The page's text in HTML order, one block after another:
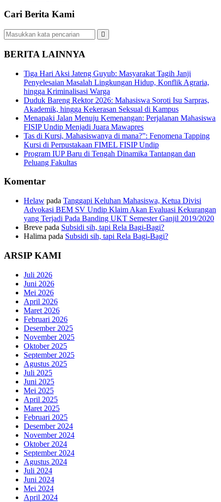
Cari Berita Kami
BERITA LAINNYA
Tiga Hari Aksi Jateng Guyub: Masyarakat Tagih Janji
Penyelesaian Masalah Lingkungan Hidup, Konflik Agraria,
hingga Kriminalisasi Warga
Duduk Bareng Rektor 2026: Mahasiswa Soroti Isu Sarpras,
Akademik, hingga Kekerasan Seksual di Kampus
Menapaki Jalan Menuju Kemenangan: Perjalanan Mahasiswa
FISIP Undip Menjadi Juara Mawapres
Tas di Kursi, Mahasiswanya di mana?”: Fenomena Tapping
Kursi di Perpustakaan FIMEL FISIP Undip
Program IUP Baru di Tengah Dinamika Tantangan dan
Peluang Fakultas
Komentar
Helaw pada Tanggapi Keluhan Mahasiswa, Ketua Divisi
Advokasi BEM SV Undip Klaim Akan Evaluasi Kekurangan
yang Terjadi Pada Banding UKT Semester Ganjil 2019/2020
Breve pada Subsidi sih, tapi Rela Bagi-Bagi?
Halima pada Subsidi sih, tapi Rela Bagi-Bagi?
ARSIP KAMI
Juli 2026
Juni 2026
Mei 2026
April 2026
Maret 2026
Februari 2026
Desember 2025
November 2025
Oktober 2025
September 2025
Agustus 2025
Juli 2025
Juni 2025
Mei 2025
April 2025
Maret 2025
Februari 2025
Desember 2024
November 2024
Oktober 2024
September 2024
Agustus 2024
Juli 2024
Juni 2024
Mei 2024
April 2024